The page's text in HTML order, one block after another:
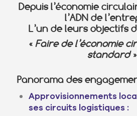
Depuis l’économie
l’ADN de
L’un de leurs objectifs
«Faire de l’économie
standard»
Panorama des
Approvisionnements
ses circuits logistiques :